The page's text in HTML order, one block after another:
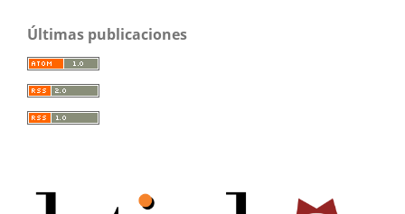
Últimas publicaciones